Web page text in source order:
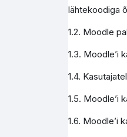
lähtekoodiga
1.2. Moodle
1.3. Moodle’i
1.4.
1.5. Moodle’i
1.6. Moodle’i